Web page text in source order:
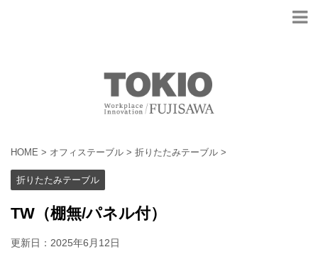
HOME > オフィステーブル > 折りたたみテーブル >
折りたたみテーブル
TW（棚無/パネル付）
更新日： 2025年6月12日